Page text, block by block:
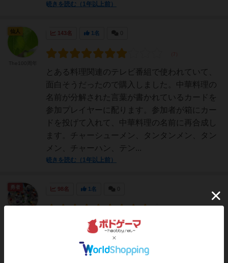
続きを読む（1年以上前）
143名 1名
とある料理関連のテレビ番組で使われていて、
面白そうだったので購入しました。中華料理の
名前が分解された言葉が書かれているカードを
参加プレイヤーに配ります。参加者が箱にカー
ドを投げて入れて、中華料理の名前に再合成し
ます。チャーシューメン、タンタンメン、タン
メン、チャーハン、テン...
続きを読む（1年以上前）
仙人
98名 1名
中華料理のメニューでやる、トランプのスピー
ド！メニューがわかりやすく選択の余地もひろ
いため、誰でもわかるルールで、白熱プレイで
勇者